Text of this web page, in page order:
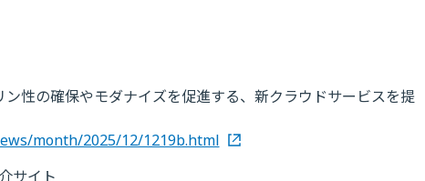
性の確保やモダナイズを促進する、新クラウドサービスを提
month/2025/12/1219b.html
サイト